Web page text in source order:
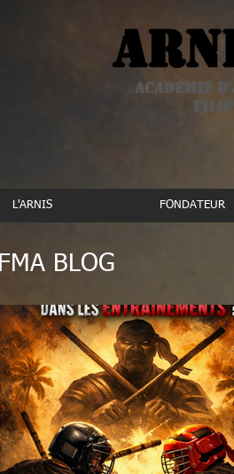
Académie
L'ARNIS FONDATEUR
FMA BLOG